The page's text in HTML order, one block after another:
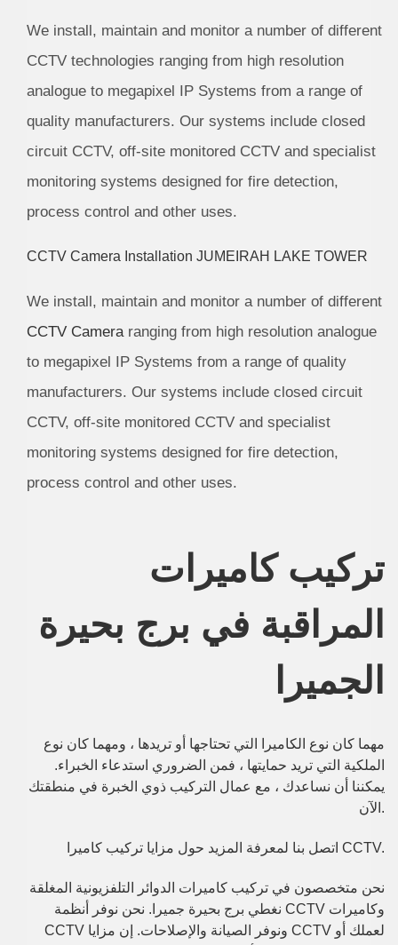
We install, maintain and monitor a number of different
CCTV technologies ranging from high resolution
analogue to megapixel IP Systems from a range of
quality manufacturers. Our systems include closed
circuit CCTV, off-site monitored CCTV and specialist
monitoring systems designed for fire detection,
process control and other uses.
CCTV Camera Installation JUMEIRAH LAKE TOWER
We install, maintain and monitor a number of different
CCTV Cameraranging from high resolution analogue
to megapixel IP Systems from a range of quality
manufacturers. Our systems include closed circuit
CCTV, off-site monitored CCTV and specialist
monitoring systems designed for fire detection,
process control and other uses.
تركيب كاميرات
المراقبة في برج بحيرة
الجميرا
مهما كان نوع الكاميرا التي تحتاجها أو تريدها ، ومهما كان نوع
الملكية التي تريد حمايتها ، فمن الضروري استدعاء الخبراء.
يمكننا أن نساعدك ، مع عمال التركيب ذوي الخبرة في منطقتك
الآن.
اتصل بنا لمعرفة المزيد حول مزايا تركيب كاميرا CCTV.
نحن متخصصون في تركيب كاميرات الدوائر التلفزيونية المغلقة
نغطي برج بحيرة جميرا. نحن نوفر أنظمة CCTV وكاميرات
CCTV ونوفر الصيانة والإصلاحات. إن مزايا CCTV لعملك أو